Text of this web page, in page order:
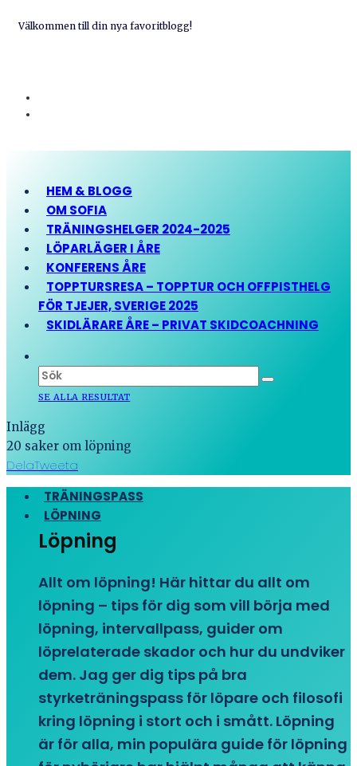
Välkommen till din nya favoritblogg!
HEM & BLOGG
OM SOFIA
TRÄNINGSHELGER 2024-2025
LÖPARLÄGER I ÅRE
KONFERENS ÅRE
TOPPTURSRESA – TOPPTUR OCH OFFPISTHELG
FÖR TJEJER, SVERIGE 2025
SKIDLÄRARE ÅRE – PRIVAT SKIDCOACHNING
SE ALLA RESULTAT
Inlägg
20 saker om löpning
DelaTweeta
TRÄNINGSPASS
LÖPNING
Löpning
Allt om löpning! Här hittar du allt om
löpning – tips för dig som vill börja med
löpning, intervallpass, guider om
löprelaterade skador och hur du undviker
dem. Jag ger dig tips på bra
styrketräningspass för löpare och filosofi
kring löpning i stort och i smått. Löpning
är för alla, min populära guide för löpning